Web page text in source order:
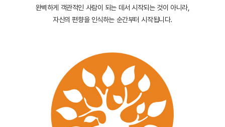
완벽하게 객관적인 사람이 되는 데서 시작되는 것이 아니라,
자신의 편향을 인식하는 순간부터 시작됩니다.